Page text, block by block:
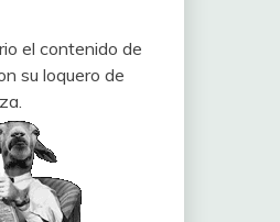
el contenido de
su loquero de